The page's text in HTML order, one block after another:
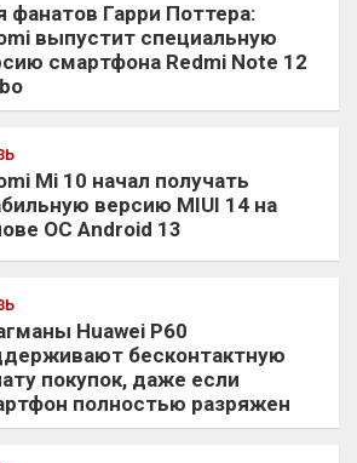
фанатов Гарри Поттера:
выпустит специальную
смартфона Redmi Note 12
Mi 10 начал получать
версию MIUI 14 на
ОС Android 13
Huawei P60
бесконтактную
покупок, даже если
полностью разряжен